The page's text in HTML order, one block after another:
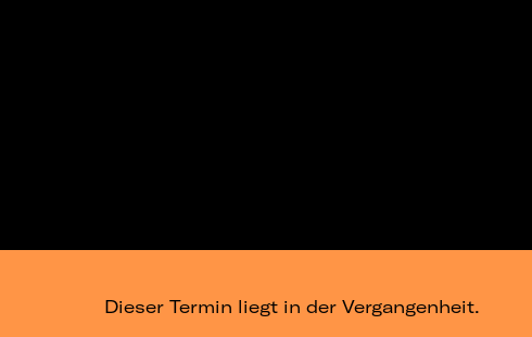
Dieser Termin liegt in der Vergangenheit.